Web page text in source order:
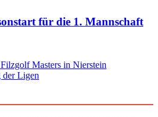
für die 1. Mannschaft
Masters in Nierstein
der Ligen